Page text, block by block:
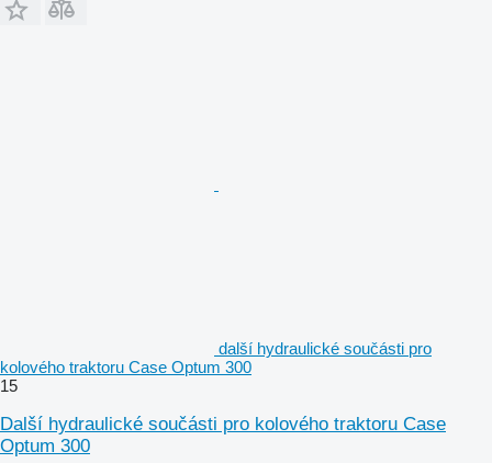
další hydraulické součásti pro
kolového traktoru Case Optum 300
15
Další hydraulické součásti pro kolového traktoru Case
Optum 300